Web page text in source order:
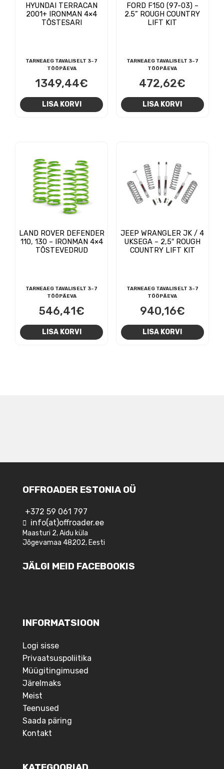
HYUNDAI TERRACAN
2001+ IRONMAN 4×4
TÕSTESARI
TARNEAEG TAVALISELT 3-7
TÖÖPÄEVA
1349,44€
LISA KORVI
FORD F150 (97-03) –
2.5” ROUGH COUNTRY
LIFT KIT
TARNEAEG TAVALISELT 3-7
TÖÖPÄEVA
472,62€
LISA KORVI
LAND ROVER DEFENDER
110, 130 – IRONMAN 4×4
TÕSTEVEDRUD
TARNEAEG TAVALISELT 3-7
TÖÖPÄEVA
546,41€
LISA KORVI
JEEP WRANGLER JK / 4
UKSEGA – 2,5″ ROUGH
COUNTRY LIFT KIT
TARNEAEG TAVALISELT 3-7
TÖÖPÄEVA
940,16€
LISA KORVI
OFFROADER ESTONIA OÜ
+372 59 061 797
info(at)offroader.ee
Maasturi 2, Aidu küla
Jõgevamaa 48202, Eesti
JÄLGI MEID FACEBOOKIS
INFORMATSIOON
Logi sisse
Privaatsuspoliitika
Müügitingimused
Järelmaks
Meist
Teenused
Saada päring
Kontakt